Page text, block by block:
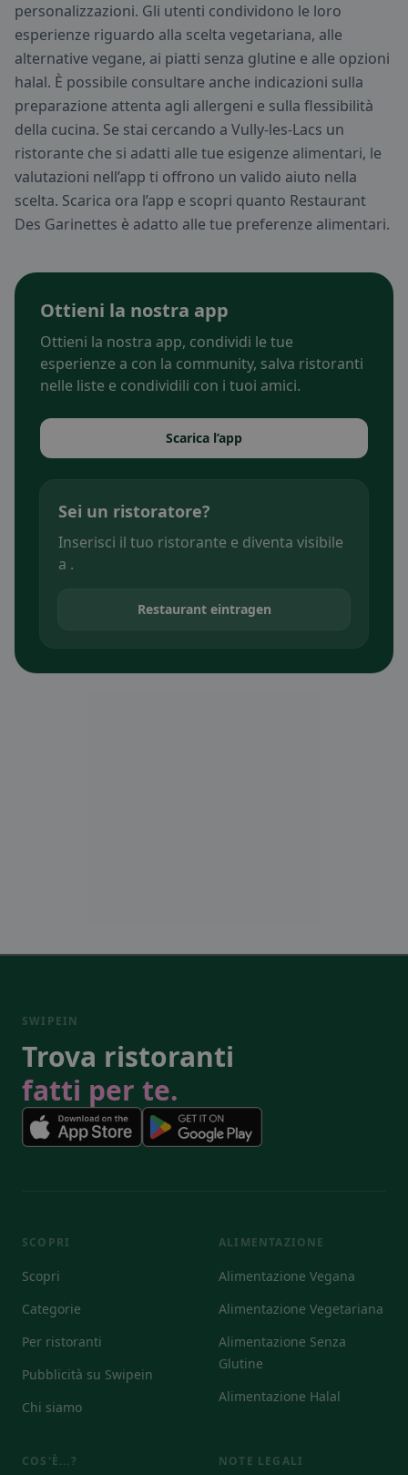
personalizzazioni. Gli utenti condividono le loro
esperienze riguardo alla scelta vegetariana, alle
alternative vegane, ai piatti senza glutine e alle opzioni
halal. È possibile consultare anche indicazioni sulla
preparazione attenta agli allergeni e sulla flessibilità
della cucina. Se stai cercando a Vully-les-Lacs un
ristorante che si adatti alle tue esigenze alimentari, le
valutazioni nell’app ti offrono un valido aiuto nella
scelta. Scarica ora l’app e scopri quanto Restaurant
Des Garinettes è adatto alle tue preferenze alimentari.
Ottieni la nostra app
Ottieni la nostra app, condividi le tue
esperienze a con la community, salva ristoranti
nelle liste e condividili con i tuoi amici.
Scarica l’app
Sei un ristoratore?
Inserisci il tuo ristorante e diventa visibile
a .
Restaurant eintragen
SWIPEIN
Trova ristoranti
fatti per te.
SCOPRI
Scopri
Categorie
Per ristoranti
Pubblicità su Swipein
Chi siamo
ALIMENTAZIONE
Alimentazione Vegana
Alimentazione Vegetariana
Alimentazione Senza
Glutine
Alimentazione Halal
COS'È...? NOTE LEGALI